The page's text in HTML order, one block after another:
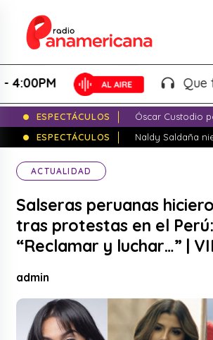
Que
ESPECTÁCULOS
Óscar Custodio
ESPECTÁCULOS
Naldy Saldaña
ACTUALIDAD
Salseras peruanas
tras protestas en el Perú:
“Reclamar y luchar…” |
admin